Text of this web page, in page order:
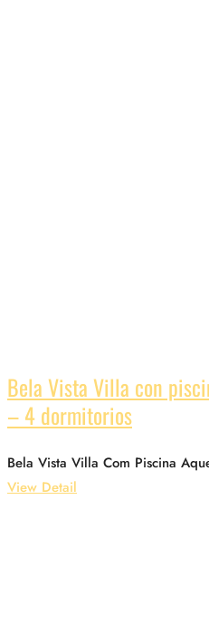
Bela Vista Villa con
– 4 dormitorios
Bela Vista Villa Com Piscina
View Detail